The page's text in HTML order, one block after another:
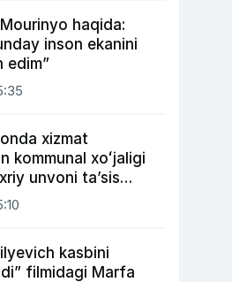
haqida:
inson ekanini
edim”
xizmat
kommunal xoʻjaligi
unvoni taʼsis
kasbini
filmidagi Marfa